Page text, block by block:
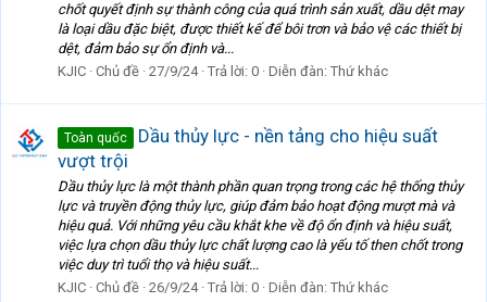
chốt quyết định sự thành công của quá trình sản xuất, dầu dệt may
là loại dầu đặc biệt, được thiết kế để bôi trơn và bảo vệ các thiết bị
dệt, đảm bảo sự ổn định và...
KJIC Chủ đề 27/9/24 Trả lời: 0 Diễn đàn: Thứ khác
Toàn quốc
Dầu thủy lực - nền tảng cho hiệu suất
vượt trội
Dầu thủy lực là một thành phần quan trọng trong các hệ thống thủy
lực và truyền động thủy lực, giúp đảm bảo hoạt động mượt mà và
hiệu quả. Với những yêu cầu khắt khe về độ ổn định và hiệu suất,
việc lựa chọn dầu thủy lực chất lượng cao là yếu tố then chốt trong
việc duy trì tuổi thọ và hiệu suất...
KJIC Chủ đề 26/9/24 Trả lời: 0 Diễn đàn: Thứ khác